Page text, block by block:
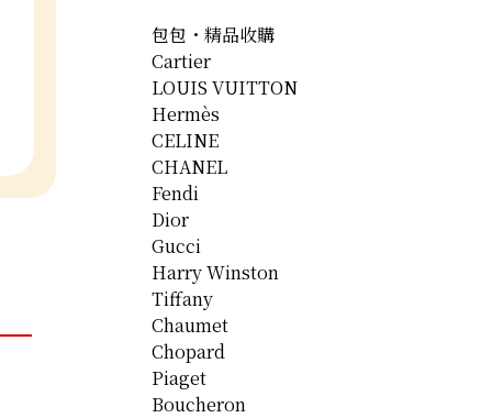
包包・精品收購
Cartier
LOUIS VUITTON
Hermès
CELINE
CHANEL
Fendi
Dior
Gucci
Harry Winston
Tiffany
Chaumet
Chopard
Piaget
Boucheron